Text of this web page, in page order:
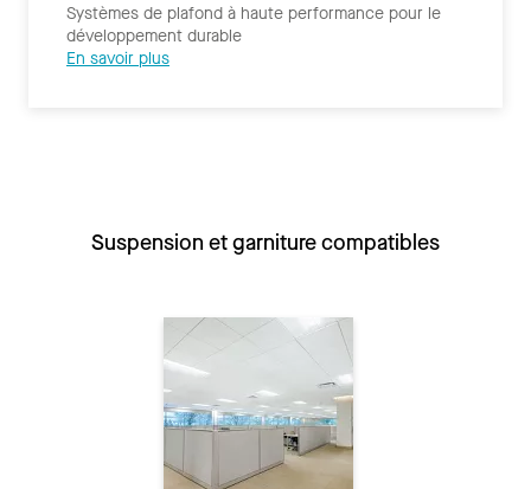
Systèmes de plafond à haute performance pour le
développement durable
En savoir plus
Suspension et garniture compatibles